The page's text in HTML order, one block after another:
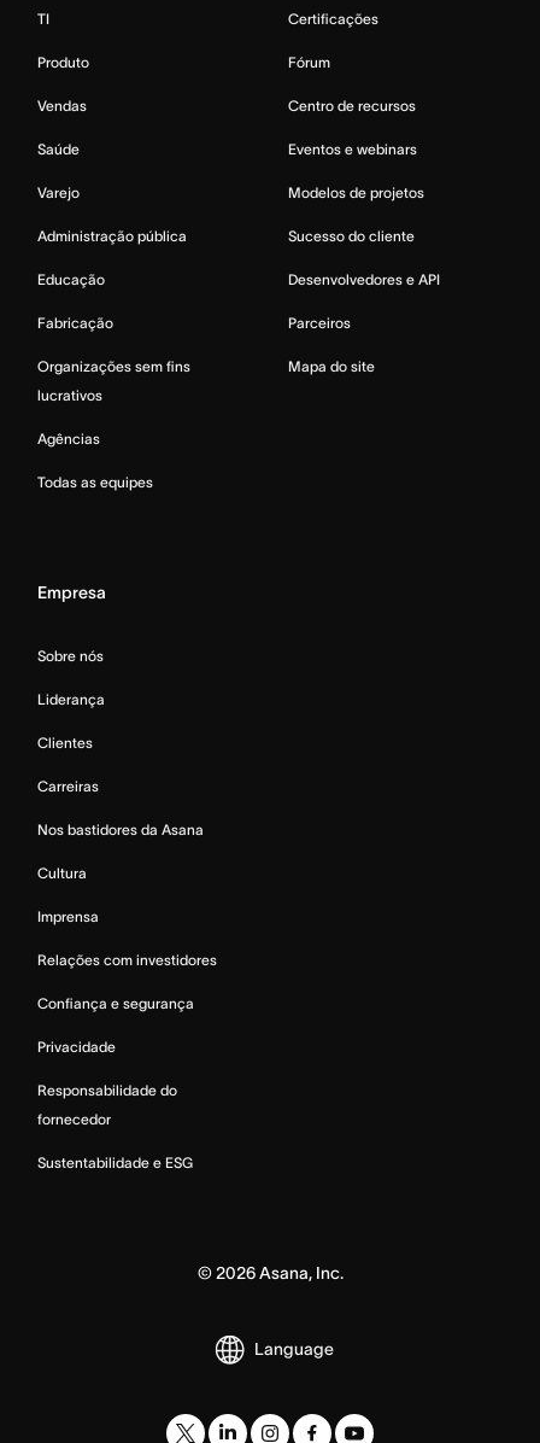
TI
Produto
Vendas
Saúde
Varejo
Administração pública
Educação
Fabricação
Organizações sem fins
lucrativos
Agências
Todas as equipes
Certificações
Fórum
Centro de recursos
Eventos e webinars
Modelos de projetos
Sucesso do cliente
Desenvolvedores e API
Parceiros
Mapa do site
Empresa
Sobre nós
Liderança
Clientes
Carreiras
Nos bastidores da Asana
Cultura
Imprensa
Relações com investidores
Confiança e segurança
Privacidade
Responsabilidade do
fornecedor
Sustentabilidade e ESG
© 2026Asana, Inc.
Language